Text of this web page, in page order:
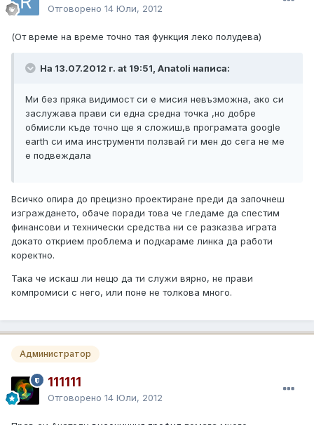
Отговорено 14 Юли, 2012
(От време на време точно тая функция леко полудева)
На 13.07.2012 г. at 19:51, Anatoli написа:
Ми без пряка видимост си е мисия невъзможна, ако си
заслужава прави си една средна точка ,но добре
обмисли къде точно ще я сложиш,в програмата google
earth си има инструменти ползвай ги мен до сега не ме
е подвеждала
Всичко опира до прецизно проектиране преди да започнеш
изграждането, обаче поради това че гледаме да спестим
финансови и технически средства ни се разказва играта
докато открием проблема и подкараме линка да работи
коректно.
Така че искаш ли нещо да ти служи вярно, не прави
компромиси с него, или поне не толкова много.
Администратор
111111
Отговорено 14 Юли, 2012